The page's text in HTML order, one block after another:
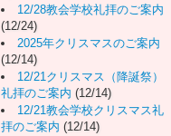
12/28教会学校礼拝のご案内
(12/24)
2025年クリスマスのご案内
(12/14)
12/21クリスマス（降誕祭）
礼拝のご案内 (12/14)
12/21教会学校クリスマス礼
拝のご案内 (12/14)